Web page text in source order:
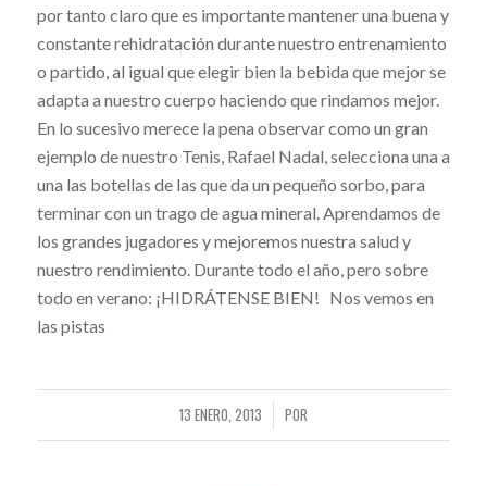
por tanto claro que es importante mantener una buena y
constante rehidratación durante nuestro entrenamiento
o partido, al igual que elegir bien la bebida que mejor se
adapta a nuestro cuerpo haciendo que rindamos mejor.
En lo sucesivo merece la pena observar como un gran
ejemplo de nuestro Tenis, Rafael Nadal, selecciona una a
una las botellas de las que da un pequeño sorbo, para
terminar con un trago de agua mineral. Aprendamos de
los grandes jugadores y mejoremos nuestra salud y
nuestro rendimiento. Durante todo el año, pero sobre
todo en verano: ¡HIDRÁTENSE BIEN! Nos vemos en
las pistas
13 ENERO, 2013
/ POR